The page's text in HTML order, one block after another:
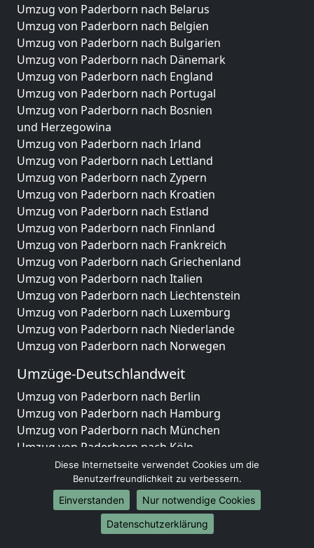
Umzug von Paderborn nach Belarus
Umzug von Paderborn nach Belgien
Umzug von Paderborn nach Bulgarien
Umzug von Paderborn nach Dänemark
Umzug von Paderborn nach England
Umzug von Paderborn nach Portugal
Umzug von Paderborn nach Bosnien
und Herzegowina
Umzug von Paderborn nach Irland
Umzug von Paderborn nach Lettland
Umzug von Paderborn nach Zypern
Umzug von Paderborn nach Kroatien
Umzug von Paderborn nach Estland
Umzug von Paderborn nach Finnland
Umzug von Paderborn nach Frankreich
Umzug von Paderborn nach Griechenland
Umzug von Paderborn nach Italien
Umzug von Paderborn nach Liechtenstein
Umzug von Paderborn nach Luxemburg
Umzug von Paderborn nach Niederlande
Umzug von Paderborn nach Norwegen
Umzüge-Deutschlandweit
Umzug von Paderborn nach Berlin
Umzug von Paderborn nach Hamburg
Umzug von Paderborn nach München
Umzug von Paderborn nach Köln
Umzug von Paderborn nach Frankfurt am Main
Umzug von Paderborn nach Stuttgart
Umzug von Paderborn nach Düsseldorf
Umzug von Paderborn nach Leipzig
Umzug von Paderborn nach Dortmund
Diese Internetseite verwendet Cookies um die
Benutzerfreundlichkeit zu verbessern.
Einverstanden
Nur notwendige Cookies
Datenschutzerklärung